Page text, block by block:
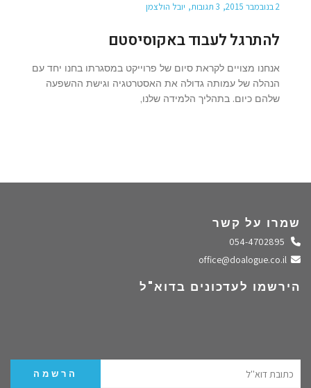
2 בנובמבר 2015 3 תגובות יובל הולצמן
להתרגל לעבוד באקוסיסטם
אנחנו מצויים לקראת סיום של פרוייקט במסגרתו בחנו יחד עם
הנהלה של עמותה גדולה את האסטרטגיה וגישת ההשפעה
שלהם כיום. בתהליך הלמידה שלנו,
שמרו על קשר
התקשרו אלינו
שלחו מייל
הירשמו לעדכונים בדוא"ל